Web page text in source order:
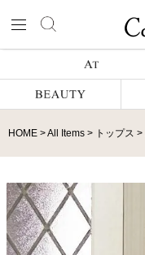
HOME All Items トップス